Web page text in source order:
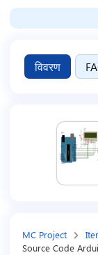
विवरण
MC Project
Source Code